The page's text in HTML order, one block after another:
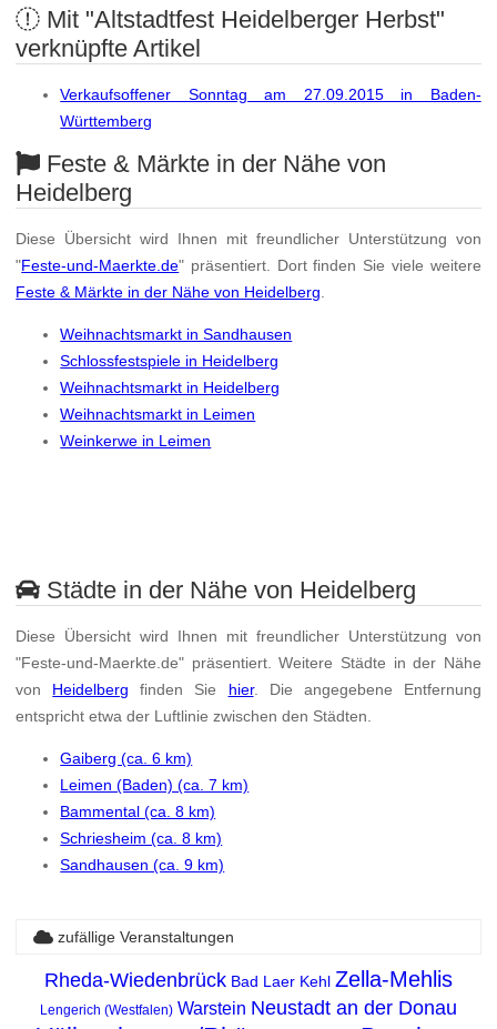
Mit "Altstadtfest Heidelberger Herbst"
verknüpfte Artikel
Verkaufsoffener Sonntag am 27.09.2015 in Baden-
Württemberg
Feste & Märkte in der Nähe von
Heidelberg
Diese Übersicht wird Ihnen mit freundlicher Unterstützung von
"Feste-und-Maerkte.de" präsentiert. Dort finden Sie viele weitere
Feste & Märkte in der Nähe von Heidelberg
Weihnachtsmarkt in Sandhausen
Schlossfestspiele in Heidelberg
Weihnachtsmarkt in Heidelberg
Weihnachtsmarkt in Leimen
Weinkerwe in Leimen
Städte in der Nähe von Heidelberg
Diese Übersicht wird Ihnen mit freundlicher Unterstützung von
"Feste-und-Maerkte.de" präsentiert. Weitere Städte in der Nähe
von Heidelberg finden Sie hier. Die angegebene Entfernung
entspricht etwa der Luftlinie zwischen den Städten.
Gaiberg (ca. 6 km)
Leimen (Baden) (ca. 7 km)
Bammental (ca. 8 km)
Schriesheim (ca. 8 km)
Sandhausen (ca. 9 km)
zufällige Veranstaltungen
Rheda-Wiedenbrück Bad Laer Kehl Zella-Mehlis
Lengerich (Westfalen) Warstein Neustadt an der Donau